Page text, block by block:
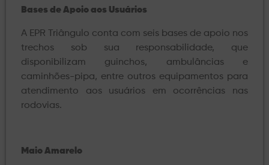
Bases de Apoio aos Usuários
A EPR Triângulo conta com seis bases de apoio nos
trechos sob sua responsabilidade, que
disponibilizam guinchos, ambulâncias e
caminhões-pipa, entre outros equipamentos para
atendimento aos usuários em ocorrências nas
rodovias.
Maio Amarelo